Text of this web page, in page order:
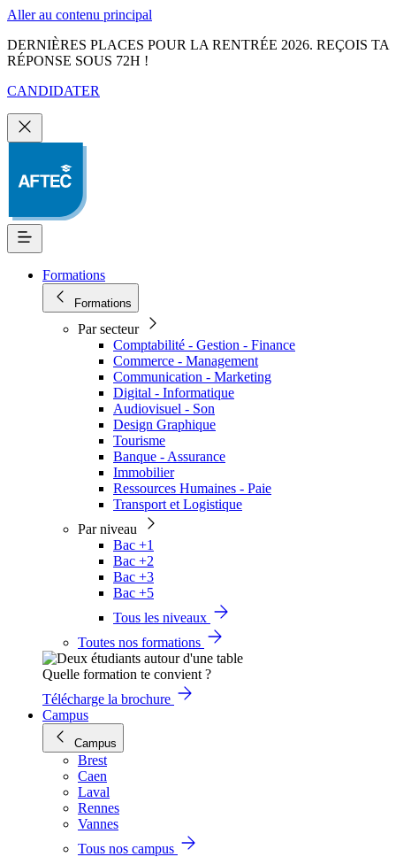
Aller au contenu principal
DERNIÈRES PLACES POUR LA RENTRÉE 2026. REÇOIS TA
RÉPONSE SOUS 72H !
CANDIDATER
Formations
Formations
Par secteur
Comptabilité - Gestion - Finance
Commerce - Management
Communication - Marketing
Digital - Informatique
Audiovisuel - Son
Design Graphique
Tourisme
Banque - Assurance
Immobilier
Ressources Humaines - Paie
Transport et Logistique
Par niveau
Bac +1
Bac +2
Bac +3
Bac +5
Tous les niveaux
Toutes nos formations
Quelle formation te convient ?
Télécharge la brochure
Campus
Campus
Brest
Caen
Laval
Rennes
Vannes
Tous nos campus